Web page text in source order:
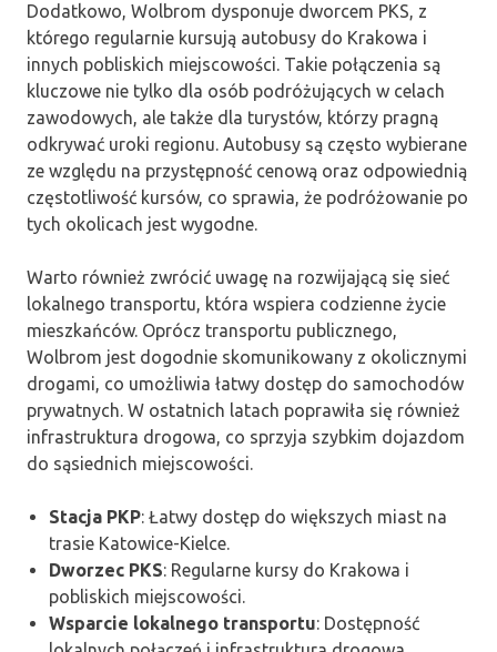
Dodatkowo, Wolbrom dysponuje dworcem PKS, z
którego regularnie kursują autobusy do Krakowa i
innych pobliskich miejscowości. Takie połączenia są
kluczowe nie tylko dla osób podróżujących w celach
zawodowych, ale także dla turystów, którzy pragną
odkrywać uroki regionu. Autobusy są często wybierane
ze względu na przystępność cenową oraz odpowiednią
częstotliwość kursów, co sprawia, że podróżowanie po
tych okolicach jest wygodne.
Warto również zwrócić uwagę na rozwijającą się sieć
lokalnego transportu, która wspiera codzienne życie
mieszkańców. Oprócz transportu publicznego,
Wolbrom jest dogodnie skomunikowany z okolicznymi
drogami, co umożliwia łatwy dostęp do samochodów
prywatnych. W ostatnich latach poprawiła się również
infrastruktura drogowa, co sprzyja szybkim dojazdom
do sąsiednich miejscowości.
Stacja PKP: Łatwy dostęp do większych miast na
trasie Katowice-Kielce.
Dworzec PKS: Regularne kursy do Krakowa i
pobliskich miejscowości.
Wsparcie lokalnego transportu: Dostępność